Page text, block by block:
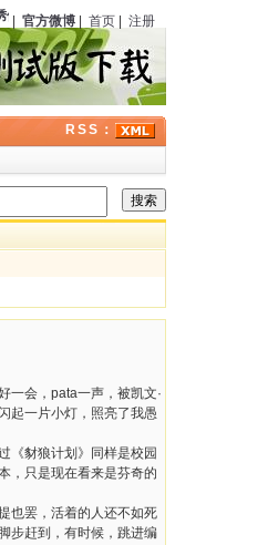
小说》（中国）第六期刊载《银光马案》
官方微博 首页 注册
RSS：
一会，pata一声，被凯文·
起一片小灯，照亮了我愚
《豺狼计划》同样是校园
，只是现在看来是芬奇的
也罢，活着的人还不如死
步赶到，有时候，跳进编